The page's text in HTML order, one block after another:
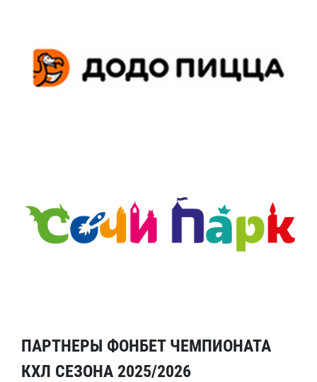
ПАРТНЕРЫ ФОНБЕТ ЧЕМПИОНАТА
КХЛ СЕЗОНА 2025/2026